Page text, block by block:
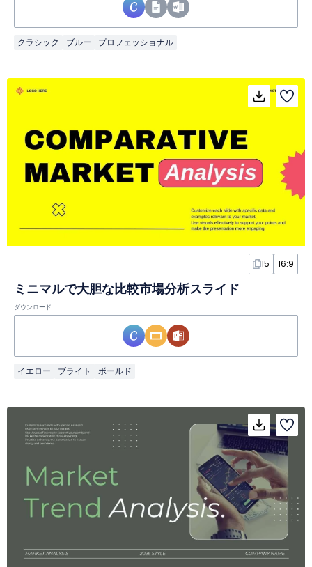
クラシック ブルー プロフェッショナル
15 16:9
ミニマルで大胆な比較市場分析スライド
ダウンロード
イエロー ブライト ボールド